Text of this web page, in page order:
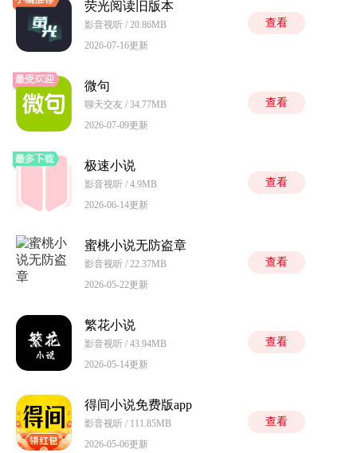
荧光阅读旧版本
影音视听 / 20.86MB
2026-07-16更新
查看
微句
聊天交友 / 34.77MB
2026-07-09更新
查看
极速小说
影音视听 / 4.9MB
2026-06-14更新
查看
蜜桃小说无防盗章
影音视听 / 22.37MB
2026-05-22更新
查看
繁花小说
影音视听 / 43.94MB
2026-05-14更新
查看
得间小说免费版app
影音视听 / 111.85MB
2026-05-06更新
查看